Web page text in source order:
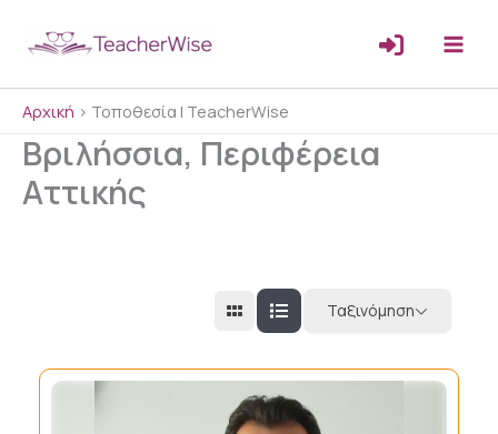
Αρχική > Τοποθεσία | TeacherWise
Βριλήσσια, Περιφέρεια
Αττικής
Ταξινόμηση